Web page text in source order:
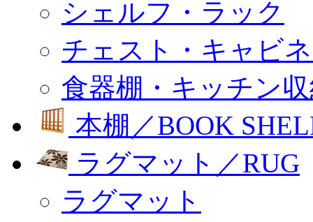
シェルフ・ラック
チェスト・キャビ
食器棚・キッチン
本棚／BOOK
ラグマット／RUG
ラグマット